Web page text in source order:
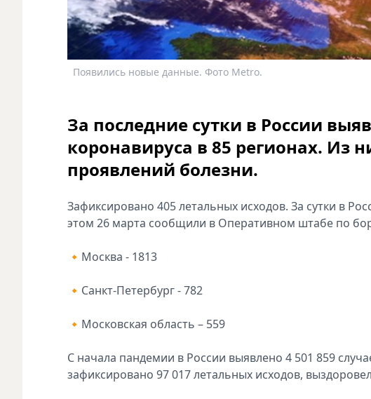
Появились новые данные. Фото Metro.
За последние сутки в России
коронавируса в 85 регионах. Из
проявлений болезни.
Зафиксировано 405 летальных исходов. За сутки в
этом 26 марта сообщили в Оперативном штабе по
🔸Москва - 1813
🔸Санкт-Петербург - 782
🔸Московская область – 559
С начала пандемии в России выявлено 4 501 859
зафиксировано 97 017 летальных исходов,